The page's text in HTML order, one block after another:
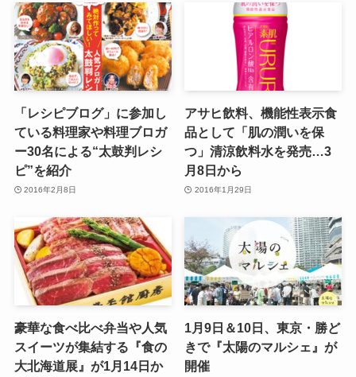
「レシピブログ」に参加し
ている料理家や料理ブロガ
ー30名による“太鼓判レシ
ピ”を紹介
2016年2月8日
アサヒ飲料、機能性表示食
品として「肌の潤いを保
つ」清涼飲料水を発売…3
月8日から
2016年1月29日
豪華な食べ比べ弁当や人気
スイーツが集結する『食の
大北海道展』が1月14日か
1月9日＆10日、東京・勝ど
きで『太陽のマルシェ』が
開催